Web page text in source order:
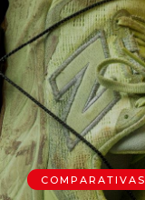
COMPARATIVAS